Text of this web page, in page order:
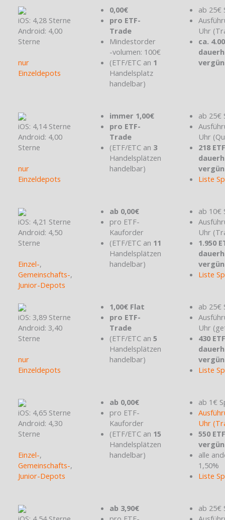
iOS: 4,28 Sterne
Android: 4,00
Sterne
nur
Einzeldepots
0,00€
pro ETF-
Trade
Mindestorder
-volumen: 100€
(ETF/ETC an 1
Handelsplatz
handelbar)
ab 25€
Uhr
ca.
iOS: 4,14 Sterne
Android: 4,00
Sterne
nur
Einzeldepots
immer 1,00€
pro ETF-
Trade
(ETF/ETC an 3
Handelsplätzen
handelbar)
ab 25€
Uhr
218
Liste
iOS: 4,21 Sterne
Android: 4,50
Sterne
Einzel-,
Gemeinschafts-,
Junior-Depots
ab 0,00€
pro ETF-
Kauforder
(ETF/ETC an 11
Handelsplätzen
handelbar)
ab 10€
Uhr
1.950
Liste
iOS: 3,89 Sterne
Android: 3,40
Sterne
nur
Einzeldepots
1,00€ Flat
pro ETF-
Trade
(ETF/ETC an5
Handelsplätzen
handelbar)
ab 25€
Uhr
430
Liste
iOS: 4,65 Sterne
Android: 4,30
Sterne
Einzel-,
Gemeinschafts-,
Junior-Depots
ab 0,00€
pro ETF-
Kauforder
(ETF/ETC an 15
Handelsplätzen
handelbar)
ab 1€
Uhr
550
alle
1,50%
Liste
ab 3,90€
ab 25€